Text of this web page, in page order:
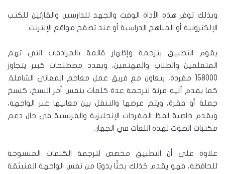
وبذلك توفر هذه الأداة الوقت والجهد للدارسين والقارئين للكتب
الإلكترونية أو المناهج الدراسية أو عند تصفح مواقع الإنترنت.
يقوم التطبيق بترجمة وإظهار قائمة بالمرادفات التي تهم
المتعلمين والطلاب والمهتمين، وبعدد مصطلحات كبير يتجاوز
158000 مفردة، بتعاون مع فريق عمل معاجم المعاني الشاملة.
كما يقدم آلية مرنة لترجمة عدة كلمات بنفس أمر النسخ، كنسخ
جملة أو فقرة، ويتم عرضها والتنقل بين معانيها عبر الواجهة،
ويقدم خاصية لفظ المفردات الإنجليزية والفرنسية في حال دعم
مكتبات الصوت لهذه اللغات في الجهاز.
علاوة على أن التطبيق مخصص لترجمة الكلمات المنسوخة
للحافظة، فهو يقدم كذلك بحثًا يدويًا من نفس الواجهة المنبثقة